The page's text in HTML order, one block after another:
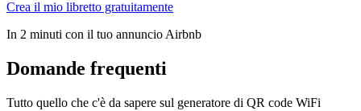
Crea il mio libretto gratuitamente
In 2 minuti con il tuo annuncio Airbnb
Domande frequenti
Tutto quello che c'è da sapere sul generatore di QR code WiFi